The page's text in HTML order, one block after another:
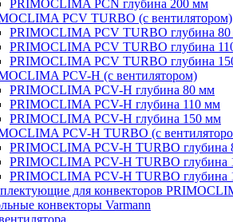
PRIMOCLIMA PCN глубина 200 мм
PCV TURBO (c вентилятором)
PRIMOCLIMA PCV TURBO глубина
PRIMOCLIMA PCV TURBO глубина
PRIMOCLIMA PCV TURBO глубина
PCV-H (c вентилятором)
PRIMOCLIMA PCV-H глубина 80 мм
PRIMOCLIMA PCV-H глубина 110 мм
PRIMOCLIMA PCV-H глубина 150 мм
PCV-H TURBO (c
PRIMOCLIMA PCV-H TURBO глубина
PRIMOCLIMA PCV-H TURBO глубина
PRIMOCLIMA PCV-H TURBO глубина
для конвекторов
конвекторы Varmann